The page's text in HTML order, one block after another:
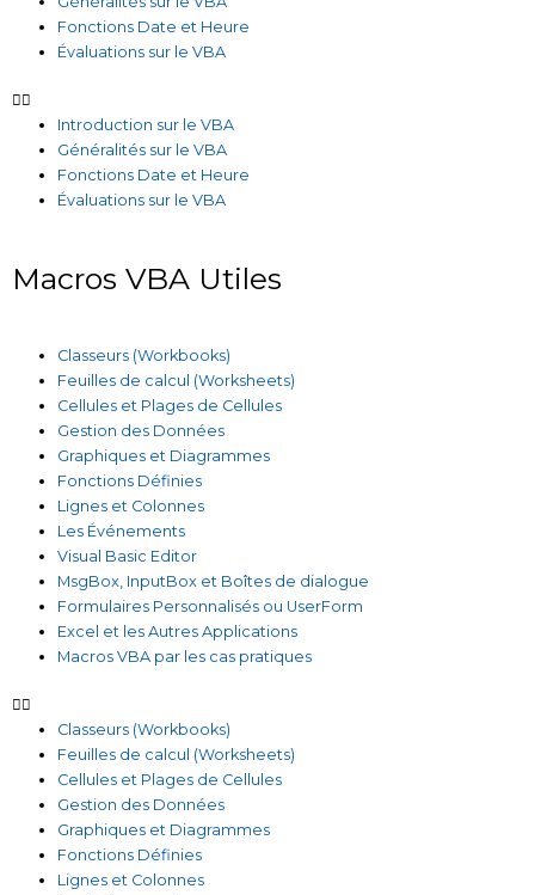
Fonctions Date et Heure
Évaluations sur le VBA
Introduction sur le VBA
Généralités sur le VBA
Fonctions Date et Heure
Évaluations sur le VBA
Macros VBA Utiles
Classeurs (Workbooks)
Feuilles de calcul (Worksheets)
Cellules et Plages de Cellules
Gestion des Données
Graphiques et Diagrammes
Fonctions Définies
Lignes et Colonnes
Les Événements
Visual Basic Editor
MsgBox, InputBox et Boîtes de dialogue
Formulaires Personnalisés ou UserForm
Excel et les Autres Applications
Macros VBA par les cas pratiques
Classeurs (Workbooks)
Feuilles de calcul (Worksheets)
Cellules et Plages de Cellules
Gestion des Données
Graphiques et Diagrammes
Fonctions Définies
Lignes et Colonnes